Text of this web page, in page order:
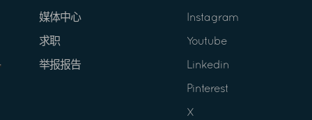
媒体中心
求职
举报报告
Instagram
Youtube
Linkedin
Pinterest
X